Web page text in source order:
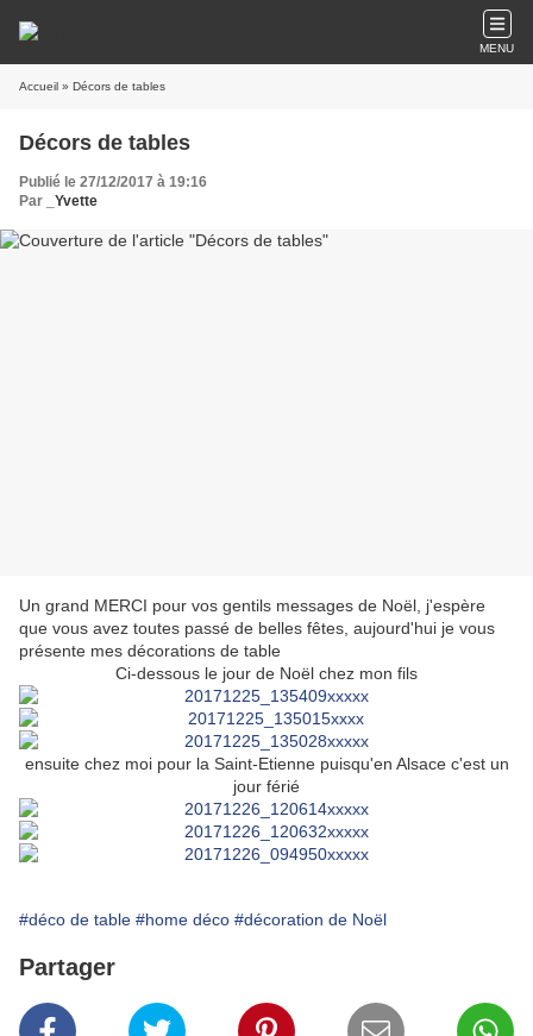
MENU
Accueil » Décors de tables
Décors de tables
Publié le 27/12/2017 à 19:16
Par
_Yvette
Un grand MERCI pour vos gentils messages de Noël, j'espère
que vous avez toutes passé de belles fêtes, aujourd'hui je vous
présente mes décorations de table
Ci-dessous le jour de Noël chez mon fils
ensuite chez moi pour la Saint-Etienne puisqu'en Alsace c'est un
jour férié
#déco de table #home déco #décoration de Noël
Partager